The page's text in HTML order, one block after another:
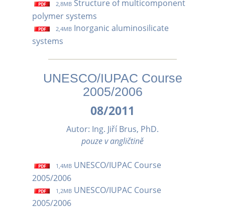
2,8MB Structure of multicomponent
polymer systems
2,4MB Inorganic aluminosilicate
systems
UNESCO/IUPAC Course
2005/2006
08/2011
Autor: Ing. Jiří Brus, PhD.
pouze v angličtině
1,4MB UNESCO/IUPAC Course
2005/2006
1,2MB UNESCO/IUPAC Course
2005/2006